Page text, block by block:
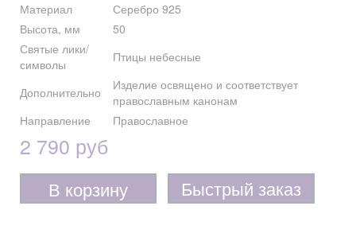
Материал
Серебро 925
Высота, мм
50
Святые лики/
символы
Птицы небесные
Дополнительно
Изделие освящено и соответствует
православным канонам
Направление
Православное
2 790 руб
В корзину Быстрый заказ